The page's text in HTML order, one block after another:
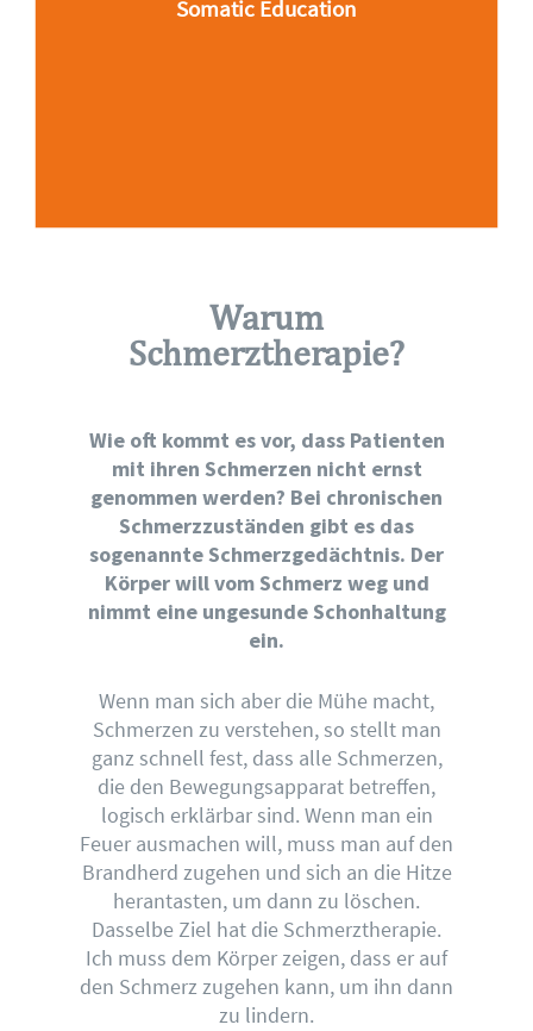
Somatic Education
einem sogenannten
Warum
Schmerztherapie?
Wie oft kommt es vor, dass Patienten
mit ihren Schmerzen nicht ernst
genommen werden? Bei chronischen
Schmerzzuständen gibt es das
sogenannte Schmerzgedächtnis. Der
Körper will vom Schmerz weg und
nimmt eine ungesunde Schonhaltung
ein.
Wenn man sich aber die Mühe macht,
Schmerzen zu verstehen, so stellt man
ganz schnell fest, dass alle Schmerzen,
die den Bewegungsapparat betreffen,
logisch erklärbar sind. Wenn man ein
Feuer ausmachen will, muss man auf den
Brandherd zugehen und sich an die Hitze
herantasten, um dann zu löschen.
Dasselbe Ziel hat die Schmerztherapie.
Ich muss dem Körper zeigen, dass er auf
den Schmerz zugehen kann, um ihn dann
zu lindern.